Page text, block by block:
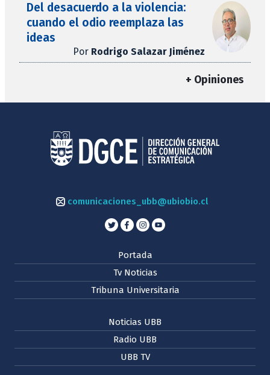
Del desacuerdo a la violencia:
cuando el odio reemplaza las
ideas
Por Rodrigo Salazar Jiménez
+ Opiniones
comunicaciones_ubb@ubiobio.cl
Portada
Tv Noticias
Tribuna Universitaria
Noticias UBB
Radio UBB
UBB TV